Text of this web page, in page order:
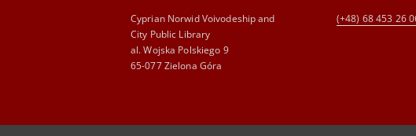
Cyprian Norwid Voivodeship and
City Public Library
al. Wojska Polskiego 9
65-077 Zielona Góra
(+48) 68 453 26